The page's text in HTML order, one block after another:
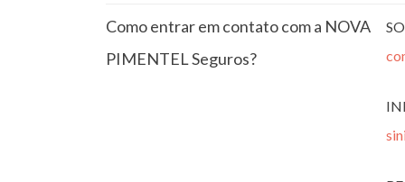
Como entrar em contato com a NOVA
PIMENTEL Seguros?